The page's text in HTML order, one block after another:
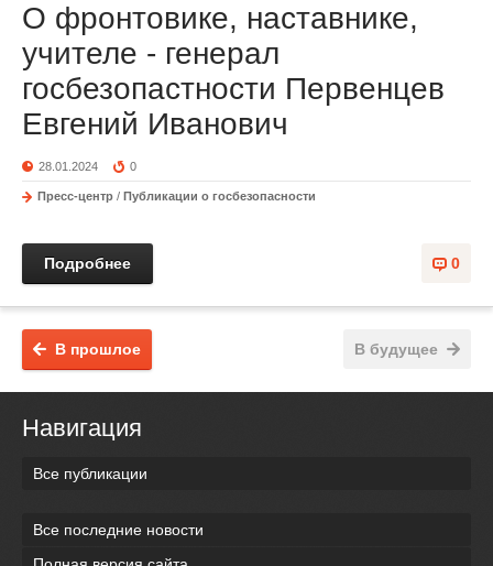
О фронтовике, наставнике,
учителе - генерал
госбезопастности Первенцев
Евгений Иванович
28.01.2024 0
Пресс-центр / Публикации о госбезопасности
0
Подробнее
В будущее
В прошлое
Навигация
Все публикации
Все последние новости